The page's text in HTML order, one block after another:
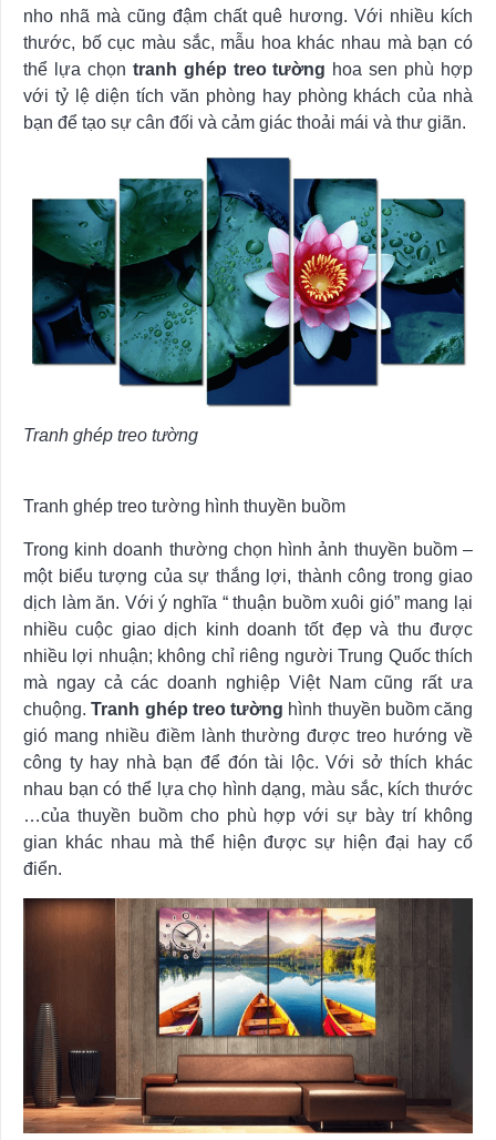
nho nhã mà cũng đậm chất quê hương. Với nhiều kích
thước, bố cục màu sắc, mẫu hoa khác nhau mà bạn có
thể lựa chọn tranh ghép treo tường hoa sen phù hợp
với tỷ lệ diện tích văn phòng hay phòng khách của nhà
bạn để tạo sự cân đối và cảm giác thoải mái và thư giãn.
Tranh ghép treo tường
Tranh ghép treo tường hình thuyền buồm
Trong kinh doanh thường chọn hình ảnh thuyền buồm –
một biểu tượng của sự thắng lợi, thành công trong giao
dịch làm ăn. Với ý nghĩa “ thuận buồm xuôi gió” mang lại
nhiều cuộc giao dịch kinh doanh tốt đẹp và thu được
nhiều lợi nhuận; không chỉ riêng người Trung Quốc thích
mà ngay cả các doanh nghiệp Việt Nam cũng rất ưa
chuộng.Tranh ghép treo tường hình thuyền buồm căng
gió mang nhiều điềm lành thường được treo hướng về
công ty hay nhà bạn để đón tài lộc. Với sở thích khác
nhau bạn có thể lựa chọ hình dạng, màu sắc, kích thước
…của thuyền buồm cho phù hợp với sự bày trí không
gian khác nhau mà thể hiện được sự hiện đại hay cổ
điển.